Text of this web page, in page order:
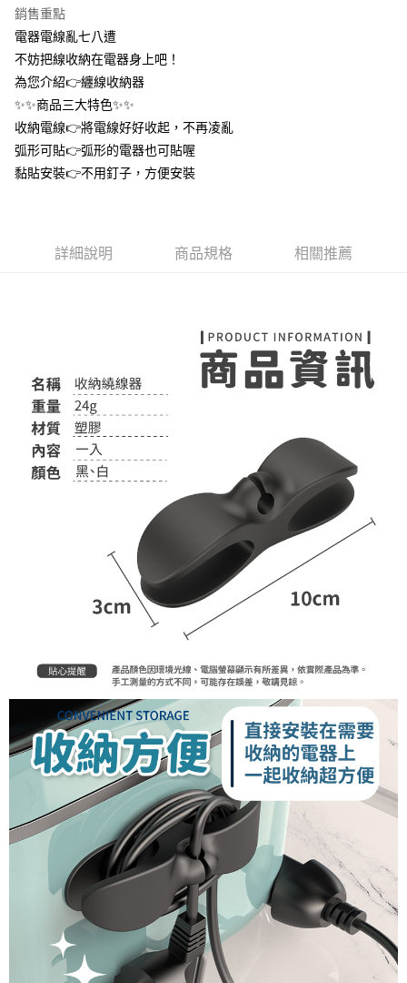
台灣樂天信用卡公司
相關說明
【關於「AFTEE先享後付」】
AFTEE先享後付是「在收到商品之後才付款」的支付方式。 讓您購物簡單
便利好安心！
１．簡單：不需註冊會員、不需綁卡、不需儲值。
２．便利：只要手機號碼，簡訊認證，即可結帳。
３．安心：先確認商品／服務後，再付款。
【「AFTEE先享後付」結帳流程】
１．於結帳方式選擇「AFTEE先享後付」後，將跳轉至「AFTEE先享後付」
※ 請注意：結帳手續完成當下不需立刻繳費，但若您需要取消訂單，請聯絡
https://netprotections.freshdesk.com/support/home
１．透過由恩沛科技股份有限公司提供之「AFTEE先享後付」服務完成之交
易，需依本服務之必要範圍內提供個人資料，並將交易相關給付款項請求債
權轉讓予恩沛科技股份有限公司。
２．關於個人資料處理事宜，請瀏覽以下網址：
https://aftee.tw/terms/#terms3
３．未成年的使用者請事先徵得法定代理人或監護人之同意方可使用
「AFTEE先享後付」，若未經同意申辦者引起之損失，本公司不負相關責
４．使用「AFTEE先享後付」時，將依據個別帳號之用戶狀況，依本公司即
時審查核予不同之上限額度；若仍有額度不足之情形，本公司將視審查結果
請求用戶進行身份認證。
５．嚴禁一人註冊多個帳號或使用他人資訊註冊。若發現惡意使用之情形，
恩沛科技股份有限公司將有權停止該用戶之使用額度並採取法律行動。
ATM付款
運送方式
全家取貨付款
每筆NT$60，滿NT$399(含以上)免運費
7-11取貨付款
每筆NT$60，滿NT$399(含以上)免運費
每筆NT$65，滿NT$99(含以上)免運費
銷售重點
電器電線亂七八遭
不妨把線收納在電器身上吧！
為您介紹👉纏線收納器
✨✨商品三大特色✨✨
收納電線👉將電線好好收起，不再凌亂
弧形可貼👉弧形的電器也可貼喔
黏貼安裝👉不用釘子，方便安裝
詳細說明 商品規格 相關推薦